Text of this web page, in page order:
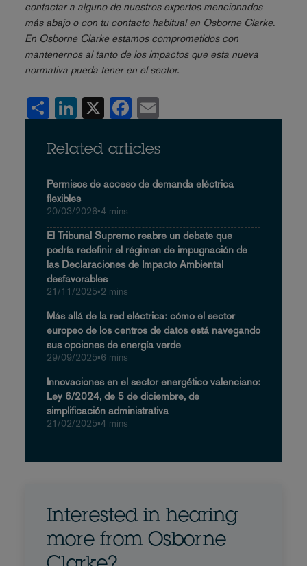
contactar a alguno de nuestros expertos mencionados
más abajo o con tu contacto habitual en Osborne Clarke.
En Osborne Clarke estamos comprometidos con
mantenernos al tanto de los impactos que esta nueva
normativa pueda tener en el sector.
Share LinkedIn Facebook
Related articles
Permisos de acceso de demanda eléctrica
flexibles
20/03/2026•4 mins
El Tribunal Supremo reabre un debate que
podría redefinir el régimen de impugnación de
las Declaraciones de Impacto Ambiental
desfavorables
21/11/2025•2 mins
Más allá de la red eléctrica: cómo el sector
europeo de los centros de datos está navegando
sus opciones de energía verde
29/09/2025•6 mins
Innovaciones en el sector energético valenciano:
Ley 6/2024, de 5 de diciembre, de
simplificación administrativa
21/02/2025•4 mins
Interested in hearing
more from Osborne